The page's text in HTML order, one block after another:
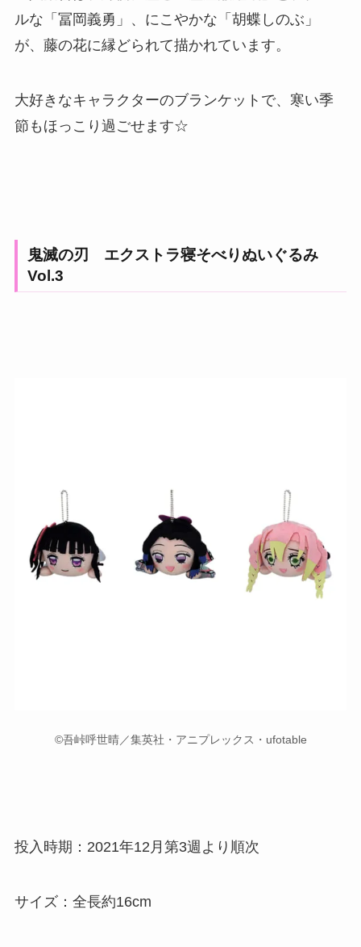
ルな「冨岡義勇」、にこやかな「胡蝶しのぶ」
が、藤の花に縁どられて描かれています。
大好きなキャラクターのブランケットで、寒い季
節もほっこり過ごせます☆
鬼滅の刃 エクストラ寝そべりぬいぐるみ
Vol.3
©吾峠呼世晴／集英社・アニプレックス・ufotable
投入時期：2021年12月第3週より順次
サイズ：全長約16cm